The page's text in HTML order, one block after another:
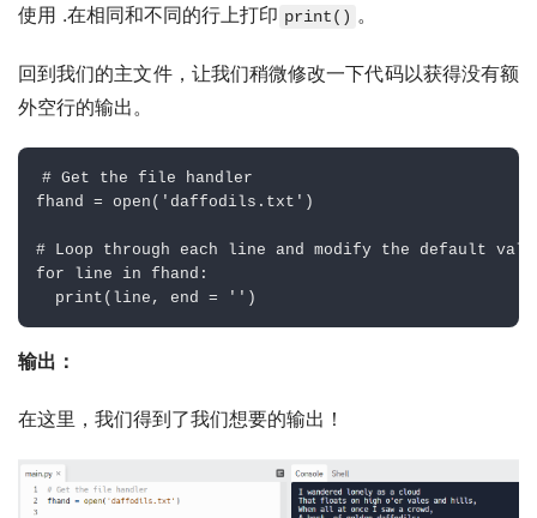
使用 .在相同和不同的行上打印 print() 。
回到我们的主文件，让我们稍微修改一下代码以获得没有额
外空行的输出。
# Get the file handler
fhand = open ( 'daffodils.txt' )
# Loop through each line and modify the default
for line in fhand :
print ( line , end = '' )
输出：
在这里，我们得到了我们想要的输出！